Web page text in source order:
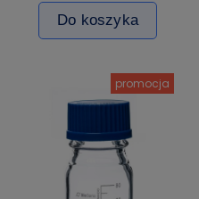
Do koszyka
promocja